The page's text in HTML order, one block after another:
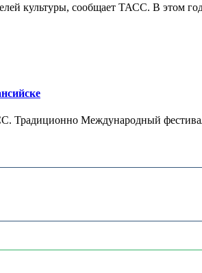
культуры, сообщает ТАСС. В этом
Традиционно Международный